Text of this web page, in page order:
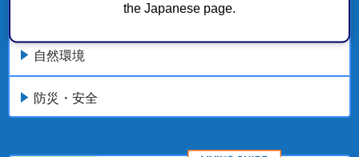
the Japanese page.
自然環境
防災・安全